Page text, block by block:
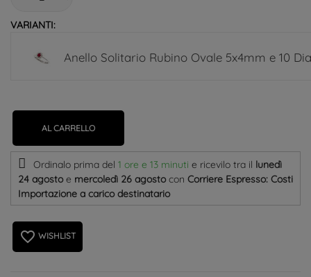
VARIANTI:
Anello Solitario Rubino Ovale 5x4mm e 10
AL CARRELLO
Ordinalo prima del 1 ore e 13 minuti e ricevilo tra il lunedì
24 agostoe mercoledì 26 agosto con Corriere Espresso: Costi
Importazione a carico destinatario
favorite_border WISHLIST